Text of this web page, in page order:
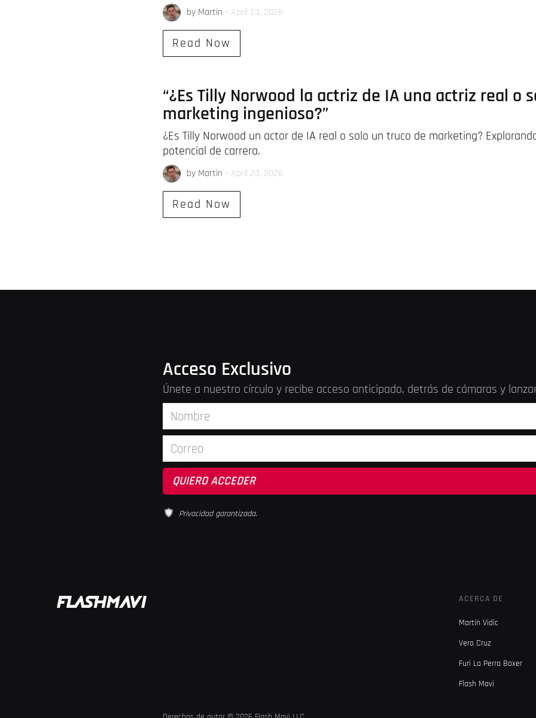
by Martin • April 23, 2026
Read Now
“¿Es Tilly Norwood la actriz de IA una actriz real o
marketing ingenioso?”
¿Es Tilly Norwood un actor de IA real o solo un truco de marketing?
potencial de carrera.
by Martin • April 23, 2026
Read Now
Acceso Exclusivo
Únete a nuestro círculo y recibe acceso anticipado, detrás de cámaras y
Privacidad garantizada.
ACERCA DE
Martín Vidic
Vero Cruz
Furi La Perra Boxer
Flash Mavi